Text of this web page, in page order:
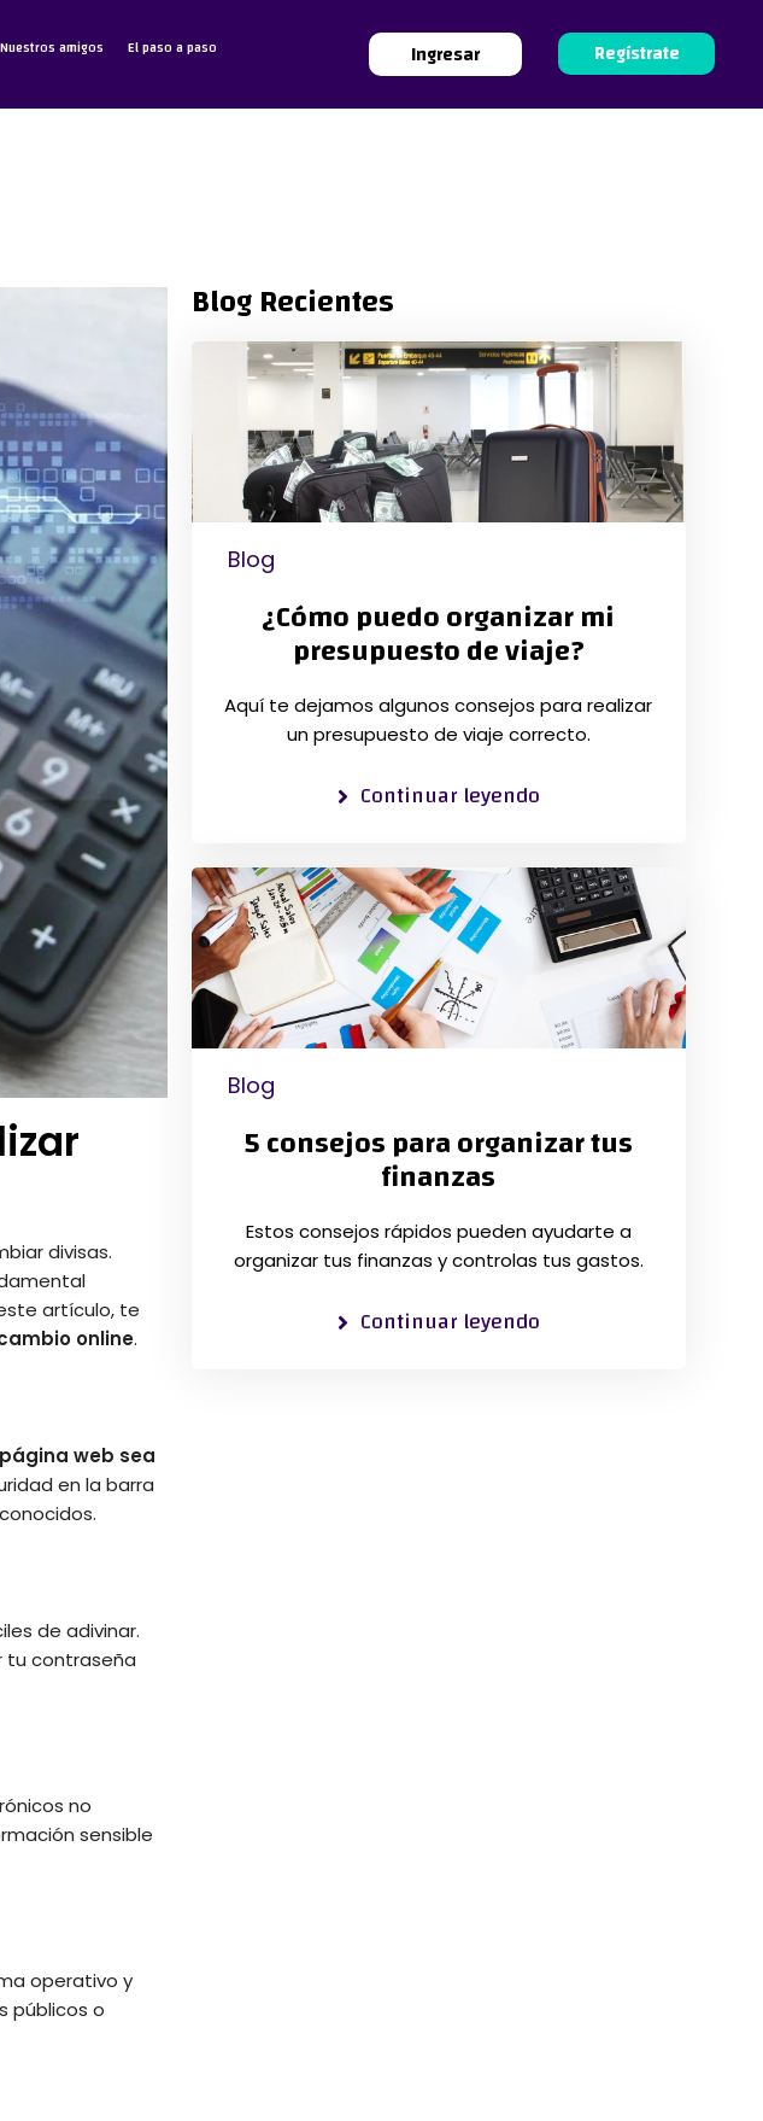
Nuestros amigos El paso a paso Ingresar Regístrate
divisas.
artículo, te
online.
web sea
en la barra
de adivinar.
tu contraseña
no
sensible
operativo y
públicos o
Blog Recientes
Blog
¿Cómo puedo organizar mi
presupuesto de viaje?
Aquí te dejamos algunos consejos para realizar
un presupuesto de viaje correcto.
Continuar leyendo
Blog
5 consejos para organizar tus
finanzas
Estos consejos rápidos pueden ayudarte a
organizar tus finanzas y controlas tus gastos.
Continuar leyendo